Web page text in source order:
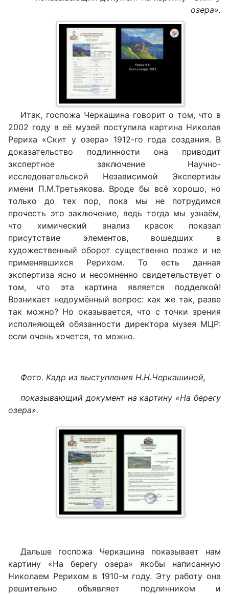
озера».
Итак, госпожа Черкашина говорит о том, что в
2002 году в её музей поступила картина Николая
Рериха «Скит у озера» 1912-го года создания. В
доказательство подлинности она приводит
экспертное заключение Научно-
исследовательской Независимой Экспертизы
имени П.М.Третьякова. Вроде бы всё хорошо, но
только до тех пор, пока мы не потрудимся
прочесть это заключение, ведь тогда мы узнаём,
что химический анализ красок показал
присутствие элементов, вошедших в
художественный оборот существенно позже и не
применявшихся Рерихом. То есть данная
экспертиза ясно и несомненно свидетельствует о
том, что эта картина является подделкой!
Возникает недоумённый вопрос: как же так, разве
так можно? Но оказывается, что с точки зрения
исполняющей обязанности директора музея МЦР:
если очень хочется, то можно.
Фото. Кадр из выступления Н.Н.Черкашиной,
показывающий документ на картину «На берегу
озера».
Дальше госпожа Черкашина показывает нам
картину «На берегу озера» якобы написанную
Николаем Рерихом в 1910-м году. Эту работу она
решительно объявляет подлинником и